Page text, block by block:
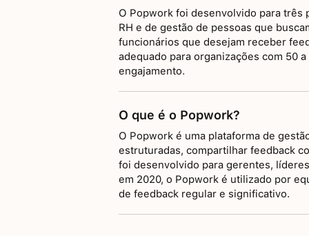
O Popwork foi desenvolvido para
RH e de gestão de pessoas que
funcionários que desejam receber
adequado para organizações com 50
engajamento.
O que é o Popwork?
O Popwork é uma plataforma de
estruturadas, compartilhar feedback
foi desenvolvido para gerentes,
em 2020, o Popwork é utilizado por
de feedback regular e significativo.